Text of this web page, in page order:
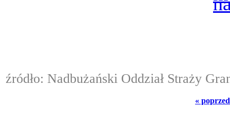
źródło: Nadbużański Oddział Straży
«